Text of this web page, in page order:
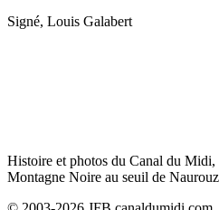
Signé, Louis Galabert
Histoire et photos du Canal du Midi,
Montagne Noire au seuil de